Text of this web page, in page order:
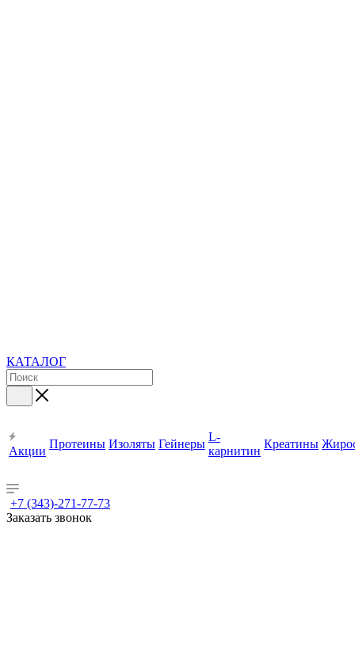
КАТАЛОГ
Акции
Протеины Изоляты Гейнеры
L-
карнитин
Креатины
+7 (343)-271-77-73
Заказать звонок